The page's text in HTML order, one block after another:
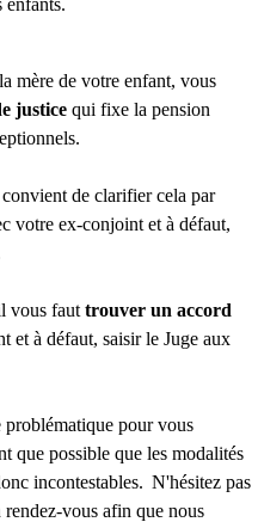
mère de votre enfant, vous
justice qui fixe la pension
de clarifier cela par
votre ex-conjoint et à défaut,
vous faut trouver un accord
et à défaut, saisir le Juge aux
problématique pour vous
que possible que les modalités
incontestables. N'hésitez pas
vous afin que nous